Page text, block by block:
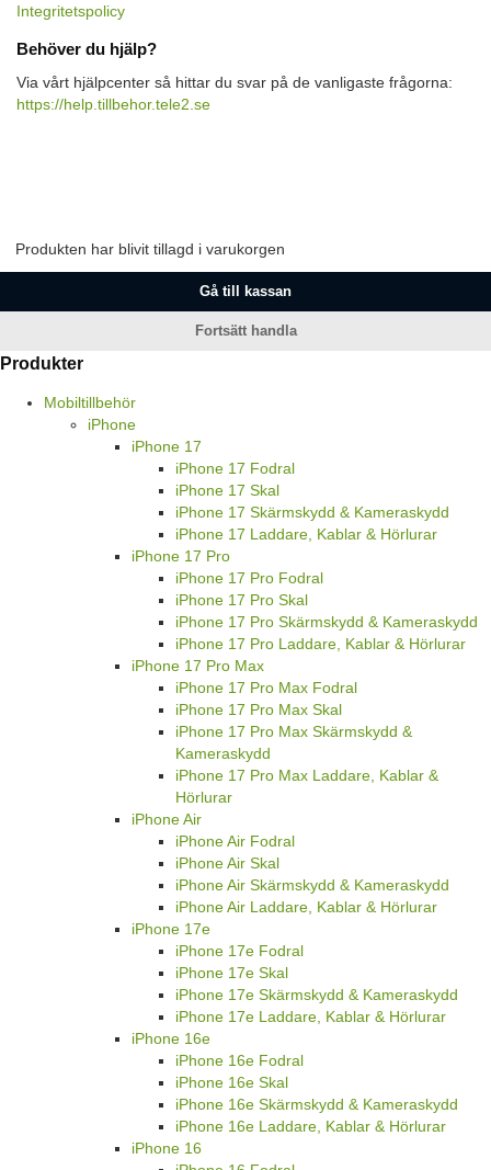
Integritetspolicy
Behöver du hjälp?
Via vårt hjälpcenter så hittar du svar på de vanligaste frågorna:
https://help.tillbehor.tele2.se
Produkten har blivit tillagd i varukorgen
Gå till kassan
Fortsätt handla
Produkter
Mobiltillbehör
iPhone
iPhone 17
iPhone 17 Fodral
iPhone 17 Skal
iPhone 17 Skärmskydd & Kameraskydd
iPhone 17 Laddare, Kablar & Hörlurar
iPhone 17 Pro
iPhone 17 Pro Fodral
iPhone 17 Pro Skal
iPhone 17 Pro Skärmskydd & Kameraskydd
iPhone 17 Pro Laddare, Kablar & Hörlurar
iPhone 17 Pro Max
iPhone 17 Pro Max Fodral
iPhone 17 Pro Max Skal
iPhone 17 Pro Max Skärmskydd &
Kameraskydd
iPhone 17 Pro Max Laddare, Kablar &
Hörlurar
iPhone Air
iPhone Air Fodral
iPhone Air Skal
iPhone Air Skärmskydd & Kameraskydd
iPhone Air Laddare, Kablar & Hörlurar
iPhone 17e
iPhone 17e Fodral
iPhone 17e Skal
iPhone 17e Skärmskydd & Kameraskydd
iPhone 17e Laddare, Kablar & Hörlurar
iPhone 16e
iPhone 16e Fodral
iPhone 16e Skal
iPhone 16e Skärmskydd & Kameraskydd
iPhone 16e Laddare, Kablar & Hörlurar
iPhone 16